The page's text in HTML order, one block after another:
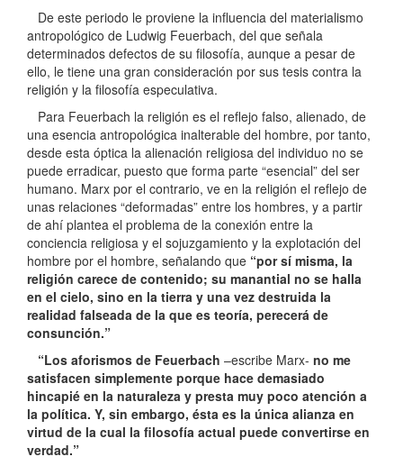
De este periodo le proviene la influencia del materialismo
antropológico de Ludwig Feuerbach, del que señala
determinados defectos de su filosofía, aunque a pesar de
ello, le tiene una gran consideración por sus tesis contra la
religión y la filosofía especulativa.
Para Feuerbach la religión es el reflejo falso, alienado, de
una esencia antropológica inalterable del hombre, por tanto,
desde esta óptica la alienación religiosa del individuo no se
puede erradicar, puesto que forma parte “esencial” del ser
humano. Marx por el contrario, ve en la religión el reflejo de
unas relaciones “deformadas” entre los hombres, y a partir
de ahí plantea el problema de la conexión entre la
conciencia religiosa y el sojuzgamiento y la explotación del
hombre por el hombre, señalando que “por sí misma, la
religión carece de contenido; su manantial no se halla
en el cielo, sino en la tierra y una vez destruida la
realidad falseada de la que es teoría, perecerá de
consunción.”
“Los aforismos de Feuerbach –escribe Marx- no me
satisfacen simplemente porque hace demasiado
hincapié en la naturaleza y presta muy poco atención a
la política. Y, sin embargo, ésta es la única alianza en
virtud de la cual la filosofía actual puede convertirse en
verdad.”